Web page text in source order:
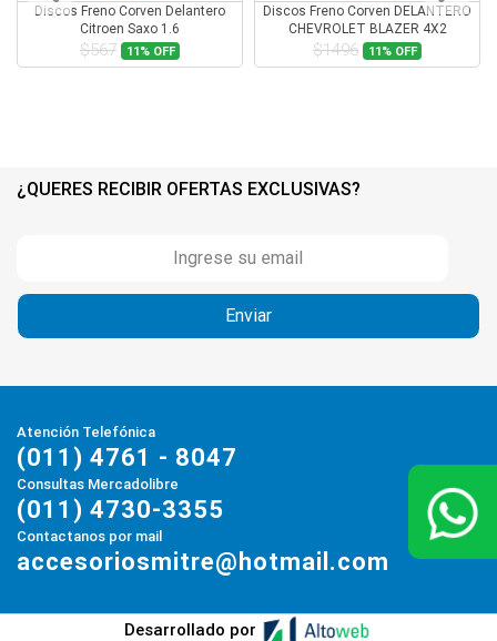
Discos Freno Corven Delantero
Citroen Saxo 1.6
$567 11% OFF
Discos Freno Corven DELANTERO
CHEVROLET BLAZER 4X2
$1496 11% OFF
¿QUERES RECIBIR OFERTAS EXCLUSIVAS?
Atención Telefónica
(011) 4761 - 8047
Consultas Mercadolibre
(011) 4730-3355
Contactanos por mail
accesoriosmitre@hotmail.com
Desarrollado por